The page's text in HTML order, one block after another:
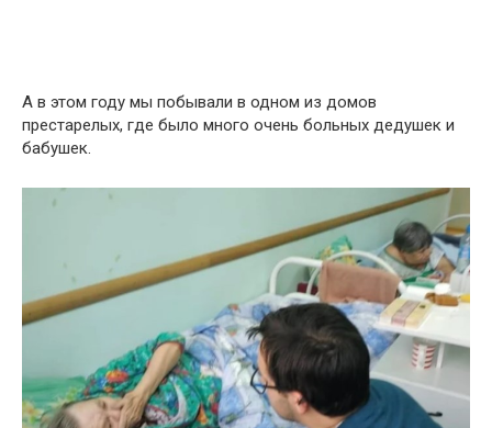
А в этом году мы побывали в одном из домов
престарелых, где было много очень больных дедушек и
бабушек.